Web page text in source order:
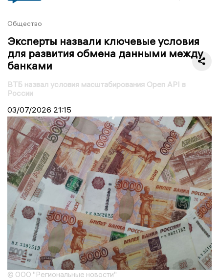
Общество
Эксперты назвали ключевые условия
для развития обмена данными между
банками
ВТБ назвал условия масштабирования Open API в
России
03/07/2026 21:15
© ООО "Региональные новости"